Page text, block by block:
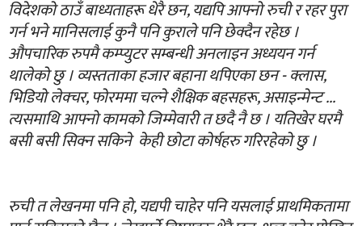
विदेशको ठाउँ बाध्यताहरू धेरै छन, यद्यपि आफ्नो रुची र रहर पुरा
गर्न भने मानिसलाई कुनै पनि कुराले पनि छेक्दैन रहेछ ।
औपचारिक रुपमै कम्प्युटर सम्बन्धी अनलाइन अध्ययन गर्न
थालेको छु । व्यस्तताका हजार बहाना थपिएका छन - क्लास,
भिडियो लेक्चर, फोरममा चल्ने शैक्षिक बहसहरू, असाइन्मेन्ट ...
त्यसमाथि आफ्नो कामको जिम्मेवारी त छदै नै छ । यतिखेर घरमै
बसी बसी सिक्न सकिने केही छोटा कोर्षहरु गरिरहेको छु ।
रुची त लेखनमा पनि हो, यद्यपी चाहेर पनि यसलाई प्राथमिकतामा